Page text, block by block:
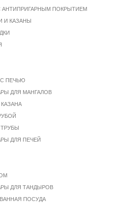
АНТИПРИГАРНЫМ ПОКРЫТИЕМ
И КАЗАНЫ
ПЕЧЬЮ
ДЛЯ МАНГАЛОВ
ДЛЯ ПЕЧЕЙ
ДЛЯ ТАНДЫРОВ
ПОСУДА